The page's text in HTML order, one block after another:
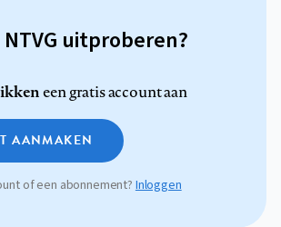
NTVG uitproberen?
een gratis account aan
AANMAKEN
of een abonnement? Inloggen